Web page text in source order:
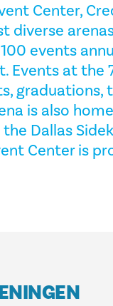
Center,
diverse
events
Events at the
graduations,
is also
Dallas
Center is